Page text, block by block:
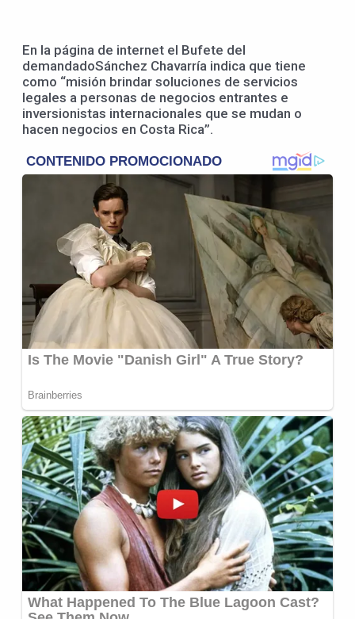
En la página de internet el Bufete del
demandadoSánchez Chavarría indica que tiene
como “misión brindar soluciones de servicios
legales a personas de negocios entrantes e
inversionistas internacionales que se mudan o
hacen negocios en Costa Rica”.